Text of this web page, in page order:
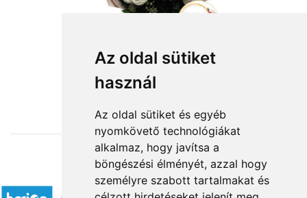
Az oldal sütiket
használ
Az oldal sütiket és egyéb
nyomkövető technológiákat
alkalmaz, hogy javítsa a
böngészési élményét, azzal hogy
személyre szabott tartalmakat és
from HUF22,400
Accepted payment methods